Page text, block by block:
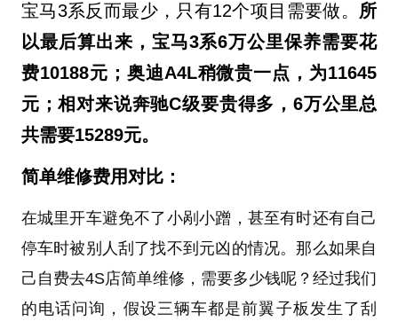
宝马3系反而最少，只有12个项目需要做。 所
以最后算出来，宝马3系6万公里保养需要花
费10188元；奥迪A4L稍微贵一点，为11645
元；相对来说奔驰C级要贵得多，6万公里总
共需要15289元。
简单维修费用对比：
在城里开车避免不了小剐小蹭，甚至有时还有自己
停车时被别人刮了找不到元凶的情况。那么如果自
己自费去4S店简单维修，需要多少钱呢？经过我们
的电话问询，假设三辆车都是前翼子板发生了刮